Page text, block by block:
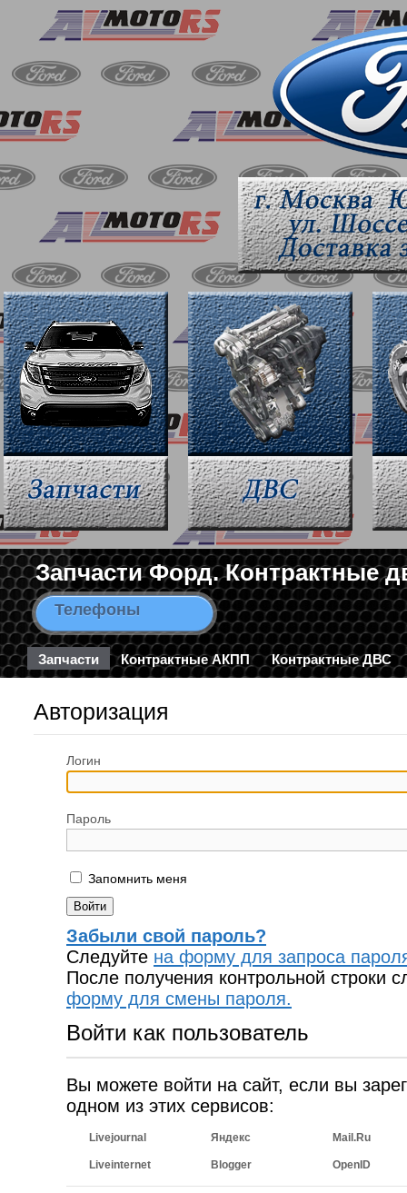
Запчасти Форд. Контрактные
Телефоны 8-963-663-46-43 / 8-495-782-
Запчасти Контрактные АКПП Контрактные ДВС
Авторизация
Логин
Пароль
Запомнить меня
Забыли свой пароль?
Следуйте на форму для запроса
После получения контрольной строки
форму для смены пароля.
Войти как пользователь
Вы можете войти на сайт, если вы
одном из этих сервисов:
Livejournal Яндекс Mail.Ru
Liveinternet Blogger OpenID